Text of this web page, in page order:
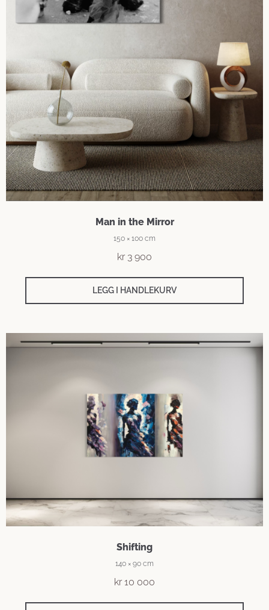
Man in the Mirror
150 × 100 cm
kr3 900
LEGG I HANDLEKURV
Shifting
140 × 90 cm
kr10 000